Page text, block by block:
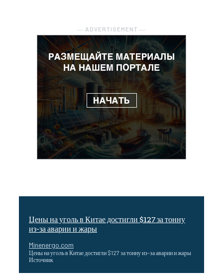
― ADVERTISEMENT ―
Цены на уголь в Китае достигли $127 за тонну
из-за аварии и жары
Minenergo.com
Цены на уголь в Китае достигли $127 за тонну из-за аварии и жары
Источник